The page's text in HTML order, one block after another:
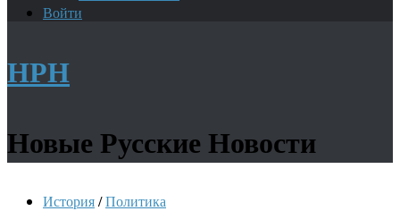
Войти
НРН
Новые Русские Новости
История/Политика